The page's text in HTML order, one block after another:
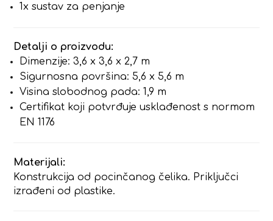
1x sustav za penjanje
Detalji o proizvodu:
Dimenzije: 3,6 x 3,6 x 2,7 m
Sigurnosna površina: 5,6 x 5,6 m
Visina slobodnog pada: 1,9 m
Certifikat koji potvrđuje usklađenost s normom
EN 1176
Materijali:
Konstrukcija od pocinčanog čelika. Priključci
izrađeni od plastike.